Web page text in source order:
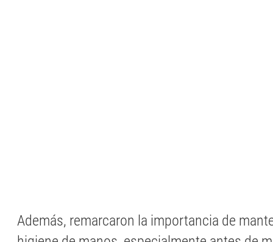
Además, remarcaron la importancia de